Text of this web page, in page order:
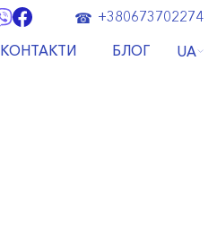
+380673702274
КОНТАКТИ БЛОГ UA